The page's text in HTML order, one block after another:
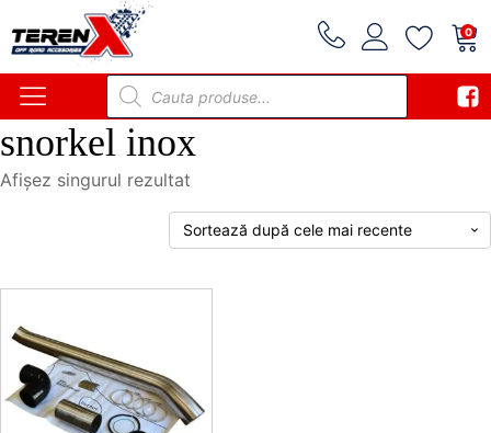
0
Products
search
snorkel inox
Afișez singurul rezultat